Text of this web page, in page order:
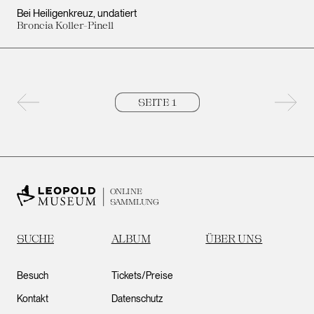
Bei Heiligenkreuz undatiert
Broncia Koller-Pinell
ONLINE
SAMMLUNG
SUCHE ALBUM ÜBER UNS
Besuch
Kontakt
Tickets/Preise
Datenschutz